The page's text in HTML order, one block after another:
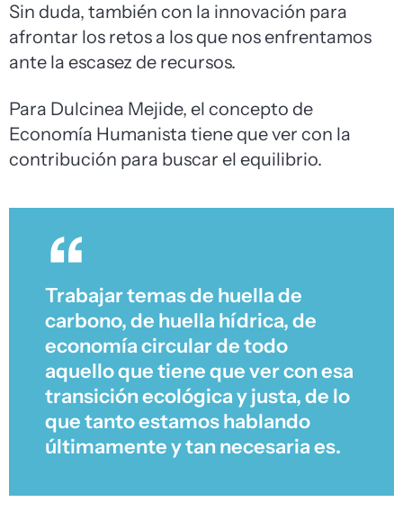
Sin duda, también con la innovación para
afrontar los retos a los que nos enfrentamos
ante la escasez de recursos.
Para Dulcinea Mejide, el concepto de
Economía Humanista tiene que ver con la
contribución para buscar el equilibrio.
Trabajar temas de huella de
carbono, de huella hídrica, de
economía circular de todo
aquello que tiene que ver con esa
transición ecológica y justa, de lo
que tanto estamos hablando
últimamente y tan necesaria es.